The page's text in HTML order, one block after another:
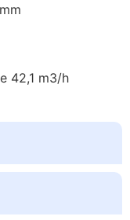
42,1 m3/h